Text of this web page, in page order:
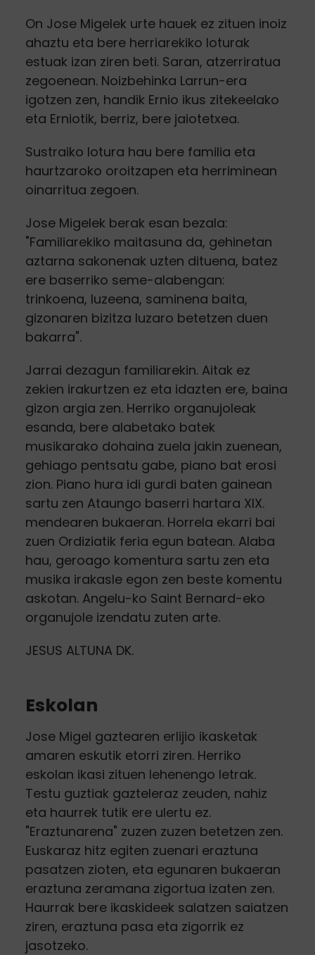
On Jose Migelek urte hauek ez zituen inoiz
ahaztu eta bere herriarekiko loturak
estuak izan ziren beti. Saran, atzerriratua
zegoenean. Noizbehinka Larrun-era
igotzen zen, handik Ernio ikus zitekeelako
eta Erniotik, berriz, bere jaiotetxea.
Sustraiko lotura hau bere familia eta
haurtzaroko oroitzapen eta herriminean
oinarritua zegoen.
Jose Migelek berak esan bezala:
"Familiarekiko maitasuna da, gehinetan
aztarna sakonenak uzten dituena, batez
ere baserriko seme-alabengan:
trinkoena, luzeena, saminena baita,
gizonaren bizitza luzaro betetzen duen
bakarra".
Jarrai dezagun familiarekin. Aitak ez
zekien irakurtzen ez eta idazten ere, baina
gizon argia zen. Herriko organujoleak
esanda, bere alabetako batek
musikarako dohaina zuela jakin zuenean,
gehiago pentsatu gabe, piano bat erosi
zion. Piano hura idi gurdi baten gainean
sartu zen Ataungo baserri hartara XIX.
mendearen bukaeran. Horrela ekarri bai
zuen Ordiziatik feria egun batean. Alaba
hau, geroago komentura sartu zen eta
musika irakasle egon zen beste komentu
askotan. Angelu-ko Saint Bernard-eko
organujole izendatu zuten arte.
JESUS ALTUNA DK.
Eskolan
Jose Migel gaztearen erlijio ikasketak
amaren eskutik etorri ziren. Herriko
eskolan ikasi zituen lehenengo letrak.
Testu guztiak gazteleraz zeuden, nahiz
eta haurrek tutik ere ulertu ez.
"Eraztunarena" zuzen zuzen betetzen zen.
Euskaraz hitz egiten zuenari eraztuna
pasatzen zioten, eta egunaren bukaeran
eraztuna zeramana zigortua izaten zen.
Haurrak bere ikaskideek salatzen saiatzen
ziren, eraztuna pasa eta zigorrik ez
jasotzeko.